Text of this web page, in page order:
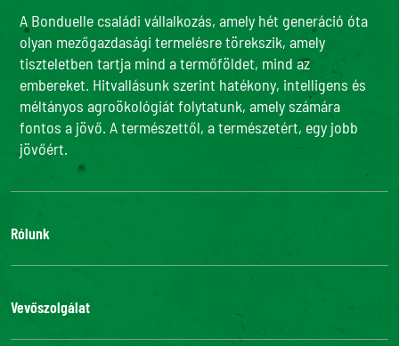
A Bonduelle családi vállalkozás, amely hét generáció óta
olyan mezőgazdasági termelésre törekszik, amely
tiszteletben tartja mind a termőföldet, mind az
embereket. Hitvallásunk szerint hatékony, intelligens és
méltányos agroökológiát folytatunk, amely számára
fontos a jövő. A természettől, a természetért, egy jobb
jövőért.
Rólunk
Adatvédelmi szabályzatunk
Csatlakozz hozzánk
Vevőszolgálat
Kapcsolat